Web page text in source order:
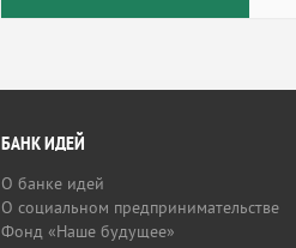
БАНК ИДЕЙ
О банке идей
О социальном предпринимательстве
Фонд «Наше будущее»